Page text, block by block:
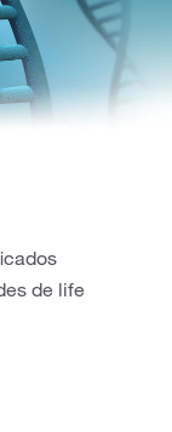
de life